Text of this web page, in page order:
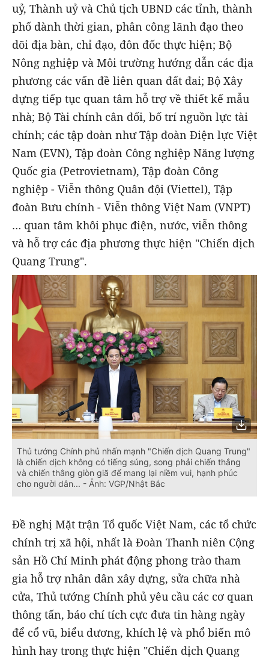
uỷ, Thành uỷ và Chủ tịch UBND các tỉnh, thành
phố dành thời gian, phân công lãnh đạo theo
dõi địa bàn, chỉ đạo, đôn đốc thực hiện; Bộ
Nông nghiệp và Môi trường hướng dẫn các địa
phương các vấn đề liên quan đất đai; Bộ Xây
dựng tiếp tục quan tâm hỗ trợ về thiết kế mẫu
nhà; Bộ Tài chính cân đối, bố trí nguồn lực tài
chính; các tập đoàn như Tập đoàn Điện lực Việt
Nam (EVN), Tập đoàn Công nghiệp Năng lượng
Quốc gia (Petrovietnam), Tập đoàn Công
nghiệp - Viễn thông Quân đội (Viettel), Tập
đoàn Bưu chính - Viễn thông Việt Nam (VNPT)
… quan tâm khôi phục điện, nước, viễn thông
và hỗ trợ các địa phương thực hiện "Chiến dịch
Quang Trung".
Thủ tướng Chính phủ nhấn mạnh "Chiến dịch Quang Trung"
là chiến dịch không có tiếng súng, song phải chiến thắng
và chiến thắng giòn giã để mang lại niềm vui, hạnh phúc
cho người dân... - Ảnh: VGP/Nhật Bắc
Đề nghị Mặt trận Tổ quốc Việt Nam, các tổ chức
chính trị xã hội, nhất là Đoàn Thanh niên Cộng
sản Hồ Chí Minh phát động phong trào tham
gia hỗ trợ nhân dân xây dựng, sửa chữa nhà
cửa, Thủ tướng Chính phủ yêu cầu các cơ quan
thông tấn, báo chí tích cực đưa tin hàng ngày
để cổ vũ, biểu dương, khích lệ và phổ biến mô
hình hay trong thực hiện "Chiến dịch Quang